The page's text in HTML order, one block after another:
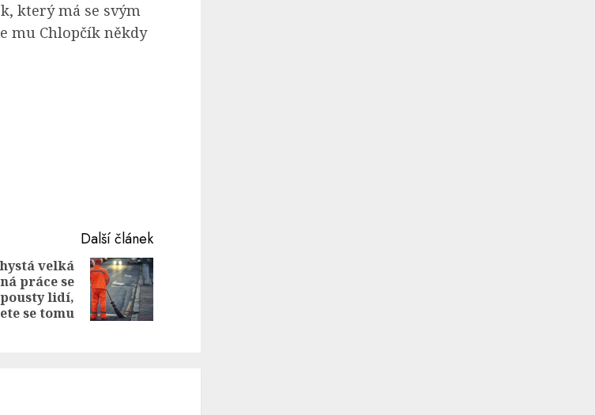
který má se svým
mu Chlopčík někdy
Další článek
velká
práce se
lidí,
se tomu